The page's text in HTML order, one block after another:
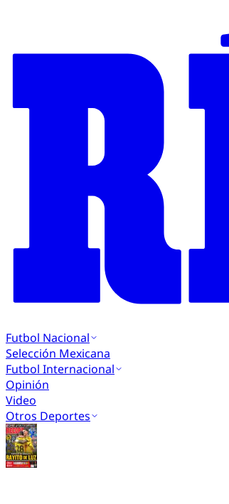
Futbol Nacional
Selección Mexicana
Futbol Internacional
Opinión
Video
Otros Deportes